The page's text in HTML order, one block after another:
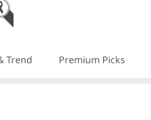
Trend Premium Picks